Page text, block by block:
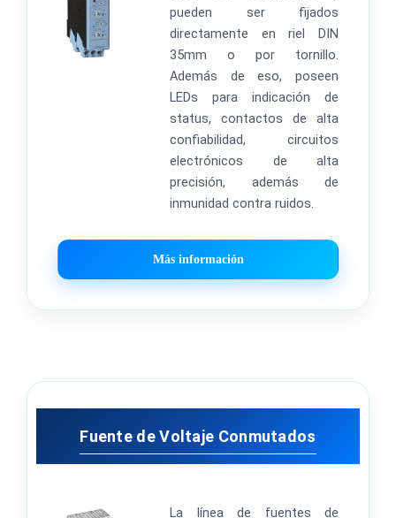
pueden ser fijados
directamente en riel DIN
35mm o por tornillo.
Además de eso, poseen
LEDs para indicación de
status, contactos de alta
confiabilidad, circuitos
electrónicos de alta
precisión, además de
inmunidad contra ruidos.
Más información
Fuente de Voltaje Conmutados
La línea de fuentes de